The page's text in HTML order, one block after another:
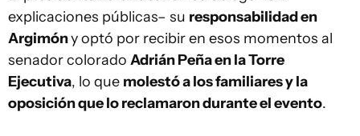
explicaciones públicas– su responsabilidad en
Argimóny optó por recibir en esos momentos al
senador colorado Adrián Peña en la Torre
Ejecutiva, lo que molestó a los familiares y la
oposición que lo reclamaron durante el evento.